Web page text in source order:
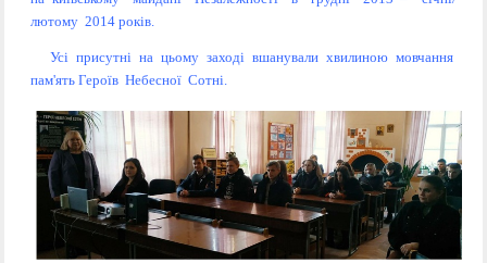
лютому 2014 років.
Усі присутні на цьому заході вшанували хвилиною мовчання
пам'ять Героїв Небесної Сотні.